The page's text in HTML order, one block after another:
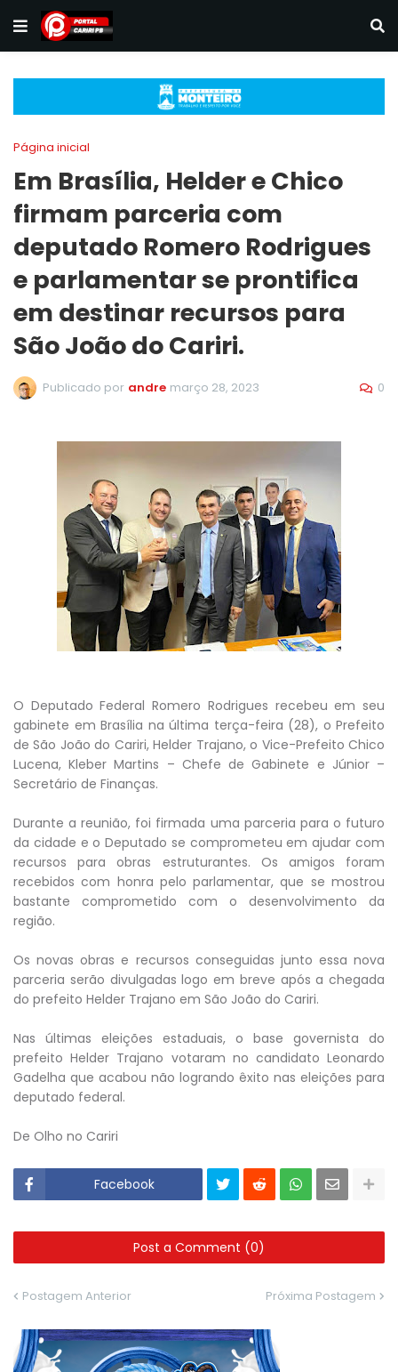
Página inicial
Em Brasília, Helder e Chico
firmam parceria com
deputado Romero Rodrigues
e parlamentar se prontifica
em destinar recursos para
São João do Cariri.
Publicado por andre março 28, 2023 0
O Deputado Federal Romero Rodrigues recebeu em seu
gabinete em Brasília na última terça-feira (28), o Prefeito
de São João do Cariri, Helder Trajano, o Vice-Prefeito Chico
Lucena, Kleber Martins – Chefe de Gabinete e Júnior –
Secretário de Finanças.
Durante a reunião, foi firmada uma parceria para o futuro
da cidade e o Deputado se comprometeu em ajudar com
recursos para obras estruturantes. Os amigos foram
recebidos com honra pelo parlamentar, que se mostrou
bastante comprometido com o desenvolvimento da
região.
Os novas obras e recursos conseguidas junto essa nova
parceria serão divulgadas logo em breve após a chegada
do prefeito Helder Trajano em São João do Cariri.
Nas últimas eleições estaduais, o base governista do
prefeito Helder Trajano votaram no candidato Leonardo
Gadelha que acabou não logrando êxito nas eleições para
deputado federal.
De Olho no Cariri
Facebook
Post a Comment (0)
Postagem Anterior Próxima Postagem